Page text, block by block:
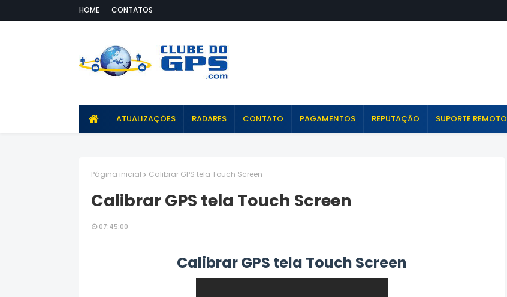
HOME CONTATOS
ATUALIZAÇÕES RADARES CONTATO PAGAMENTOS REPUTAÇÃO SUPORTE REMOTO
Página inicial Calibrar GPS tela Touch Screen
Calibrar GPS tela Touch Screen
07:45:00
Calibrar GPS tela Touch Screen